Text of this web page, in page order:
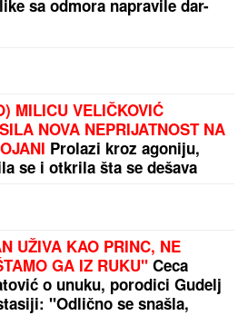
sa odmora napravile dar-
MILICU VELIČKOVIĆ
NOVA NEPRIJATNOST NA
Prolazi kroz agoniju,
se i otkrila šta se dešava
UŽIVA KAO PRINC, NE
GA IZ RUKU" Ceca
o unuku, porodici Gudelj
"Odlično se snašla,